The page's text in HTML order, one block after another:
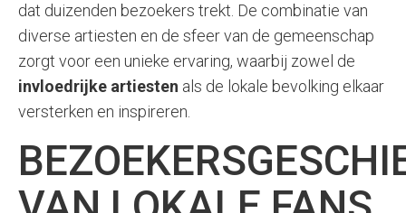
dat duizenden bezoekers trekt. De combinatie van
diverse artiesten en de sfeer van de gemeenschap
zorgt voor een unieke ervaring, waarbij zowel de
invloedrijke artiesten als de lokale bevolking elkaar
versterken en inspireren.